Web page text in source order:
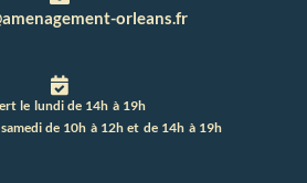
orleans.fr
le lundi de 14h à 19h
de 10h à 12h et de 14h à 19h